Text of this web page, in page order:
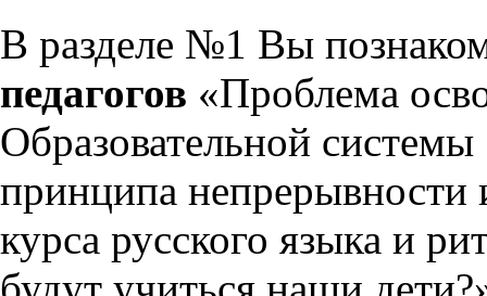
В разделе №1 Вы
педагогов «Проблема
Образовательной
принципа непрерывности
курса русского языка и